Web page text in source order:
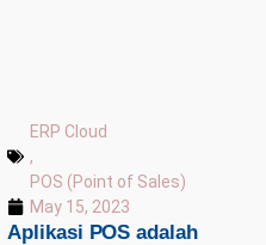
ERP Cloud
,
POS (Point of Sales)
May 15, 2023
Aplikasi POS adalah